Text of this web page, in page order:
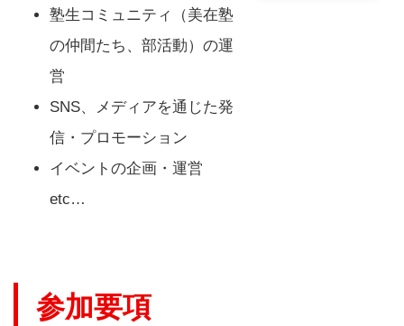
塾生コミュニティ（美在塾
の仲間たち、部活動）の運
営
SNS、メディアを通じた発
信・プロモーション
イベントの企画・運営
etc…
参加要項